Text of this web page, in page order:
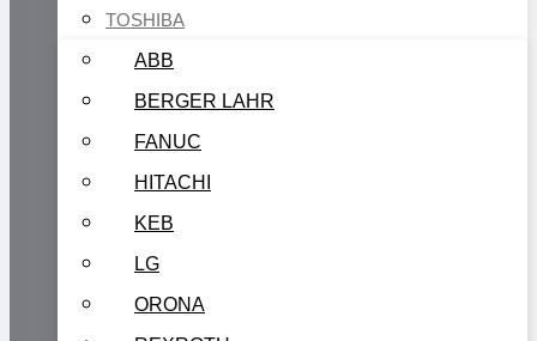
TOSHIBA
ABB
BERGER LAHR
FANUC
HITACHI
KEB
LG
ORONA